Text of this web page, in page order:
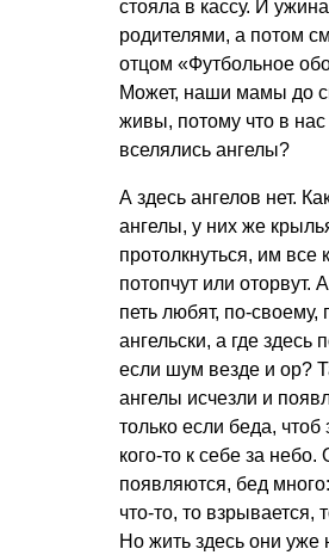
стояла в кассу. И
родителями, а потом
отцом «Футбольное
Может, наши мамы до
живы, потому что в нас
вселялись ангелы?
А здесь ангелов нет.
ангелы, у них же
протолкнуться, им все
потопчут или оторвут.
петь любят, по-своему,
ангельски, а где здесь
если шум везде и ор?
ангелы исчезли и
только если беда, чтоб
кого-то к себе за небо.
появляются, бед
что-то, то взрывается,
Но жить здесь они уже